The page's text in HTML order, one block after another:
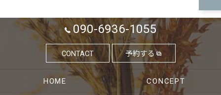
090-6936-1055
CONTACT 予約する
HOME CONCEPT